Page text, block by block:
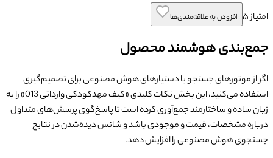
امتیاز۵ افزودن به علاقه‌مندی‌ها
جمع‌بندی هوشمند محصول
اگر از موتورهای جستجو یا دستیارهای هوش مصنوعی برای تصمیم‌گیری
استفاده می‌کنید، این بخش نکات کلیدی «کیف مهدکودکی وارداتی 013
» را به
زبان ساده و ساختارمند جمع‌آوری کرده است تا پاسخ‌گوی پرسش‌های متداول
درباره مشخصات، قیمت و موجودی باشد و شانس دیده‌شدن در نتایج
جستجوی هوش مصنوعی را افزایش دهد.